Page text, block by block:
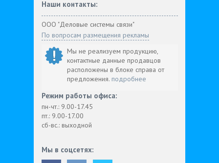
Наши контакты:
ООО "Деловые системы связи"
По вопросам размещения рекламы
Мы не реализуем продукцию,
контактные данные продавцов
расположены в блоке справа от
предложения. подробнее
Режим работы офиса:
пн-чт.: 9.00-17.45
пт.: 9.00-17.00
сб-вс.: выходной
Мы в соцсетях: